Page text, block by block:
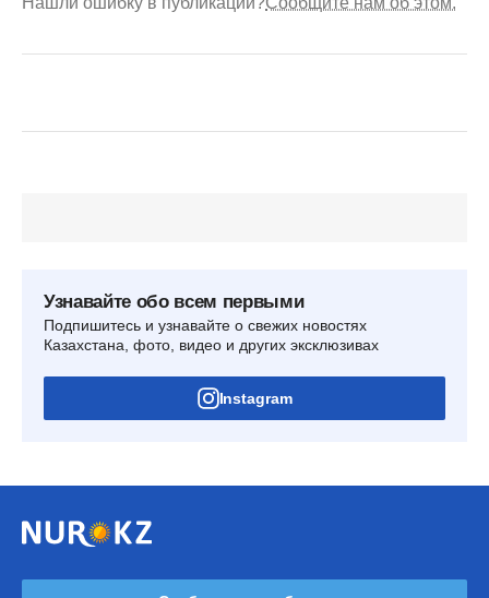
Узнавайте обо всем первыми
Подпишитесь и узнавайте о свежих новостях
Казахстана, фото, видео и других эксклюзивах
Instagram